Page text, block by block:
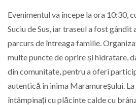
Evenimentul va începe la ora 10:30,
Suciu de Sus, iar traseul a fost
parcurs de întreaga familie.
multe puncte de oprire și hidratare,
din comunitate, pentru a oferi
autentică în inima Maramureșului.
întâmpinați cu plăcinte calde cu